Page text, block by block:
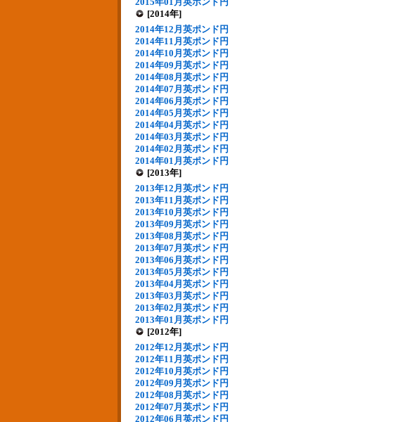
[2014年]
2014年12月英ポンド円
2014年11月英ポンド円
2014年10月英ポンド円
2014年09月英ポンド円
2014年08月英ポンド円
2014年07月英ポンド円
2014年06月英ポンド円
2014年05月英ポンド円
2014年04月英ポンド円
2014年03月英ポンド円
2014年02月英ポンド円
2014年01月英ポンド円
[2013年]
2013年12月英ポンド円
2013年11月英ポンド円
2013年10月英ポンド円
2013年09月英ポンド円
2013年08月英ポンド円
2013年07月英ポンド円
2013年06月英ポンド円
2013年05月英ポンド円
2013年04月英ポンド円
2013年03月英ポンド円
2013年02月英ポンド円
2013年01月英ポンド円
[2012年]
2012年12月英ポンド円
2012年11月英ポンド円
2012年10月英ポンド円
2012年09月英ポンド円
2012年08月英ポンド円
2012年07月英ポンド円
2012年06月英ポンド円